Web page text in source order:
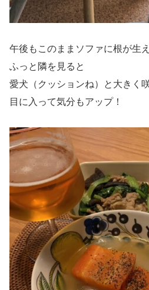
午後もこのままソファに根が生
ふっと隣を見ると
愛犬（クッションね）と大きく
目に入って気分もアップ！